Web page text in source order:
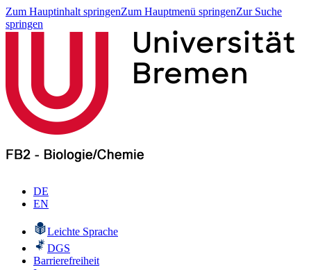
Zum Hauptinhalt springenZum Hauptmenü springenZur Suche
springen
DE
EN
Leichte Sprache
DGS
Barrierefreiheit